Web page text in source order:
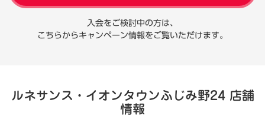
入会をご検討中の方は、
こちらからキャンペーン情報をご覧いただけます。
ルネサンス・イオンタウンふじみ野24 店舗
情報